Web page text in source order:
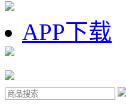
APP下载